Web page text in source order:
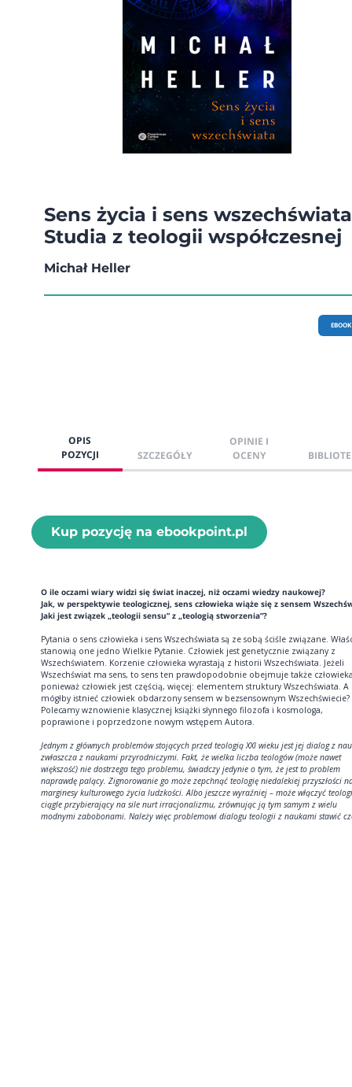
Sens życia i sens
Studia z teologii współczesnej
Michał Heller
EBOOK
OPIS
POZYCJI
SZCZEGÓŁY
OPINIE I
OCENY
Kup pozycję na ebookpoint.pl
O ile oczami wiary widzi się świat inaczej, niż oczami wiedzy naukowej?
Jak, w perspektywie teologicznej, sens człowieka wiąże się z sensem
Jaki jest związek „teologii sensu” z „teologią stworzenia”?
Pytania o sens człowieka i sens Wszechświata są ze sobą ściśle związane.
stanowią one jedno Wielkie Pytanie. Człowiek jest genetycznie związany z
Wszechświatem. Korzenie człowieka wyrastają z historii Wszechświata. Jeżeli
Wszechświat ma sens, to sens ten prawdopodobnie obejmuje także
ponieważ człowiek jest częścią, więcej: elementem struktury Wszechświata. A
mógłby istnieć człowiek obdarzony sensem w bezsensownym Wszechświecie?
Polecamy wznowienie klasycznej książki słynnego filozofa i kosmologa,
poprawione i poprzedzone nowym wstępem Autora.
Jednym z głównych problemów stojących przed teologią XXI wieku jest jej dialog z
zwłaszcza z naukami przyrodniczymi. Fakt, że wielka liczba teologów (może nawet
większość) nie dostrzega tego problemu, świadczy jedynie o tym, że jest to problem
naprawdę palący. Zignorowanie go może zepchnąć teologię niedalekiej przyszłości
marginesy kulturowego życia ludzkości. Albo jeszcze wyraźniej – może włączyć
ciągle przybierający na sile nurt irracjonalizmu, zrównując ją tym samym z wielu
modnymi zabobonami. Należy więc problemowi dialogu teologii z naukami stawić